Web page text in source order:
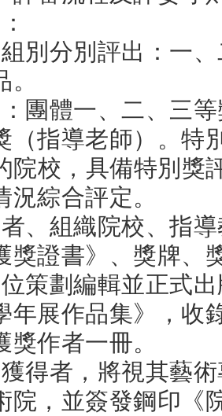
組別分別評出：一
：團體一、二、三
（指導老師）。特
院校，具備特別獎
綜合評定。
、組織院校、指
獎證書》、獎牌、
策劃編輯並正式
年展作品集》，收
作者一冊。
得者，將視其藝
院，並簽發鋼印《